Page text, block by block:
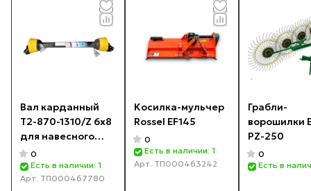
Вал карданный
T2-870-1310/Z 6х8
для навесного
оборудования
0
Есть в наличии: 1
Арт. ТП000467780
Косилка-мульчер
Rossel EF145
0
Есть в наличии: 1
Арт. ТП000463242
Грабли-
ворошилки
PZ-250
0
Есть в